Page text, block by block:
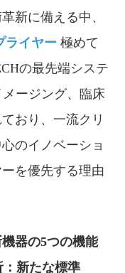
新に備える中、
ライヤー極めて
の最先端システ
ージング、臨床
おり、一流クリ
のイノベーショ
を優先する理由
器の5つの機能
新たな標準